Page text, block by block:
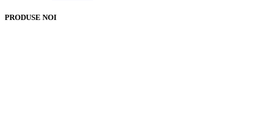
PRODUSE NOI